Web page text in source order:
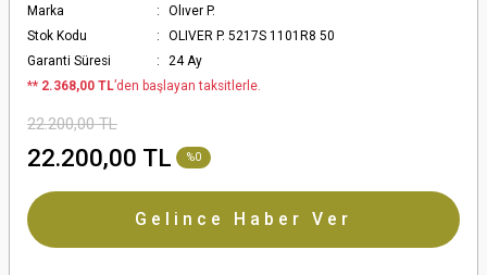
Marka
Olıver P.
Stok Kodu
OLIVER P. 5217S 1101R8 50
Garanti Süresi
24 Ay
** 2.368,00 TL’den başlayan taksitlerle.
22.200,00 TL
22.200,00 TL %0
Gelince Haber Ver